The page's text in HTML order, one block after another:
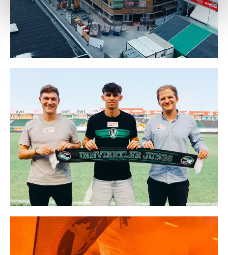
Weitere Details, insbesondere zu Speicherdauer und
Empfänger entnehmen Sie unserer
Datenschutzerklärung .